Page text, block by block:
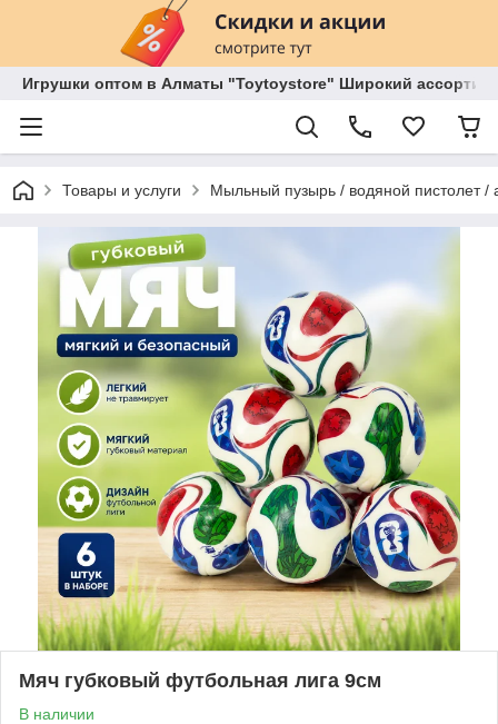
Игрушки оптом в Алматы "Toytoystore" Широкий
Товары и услуги Мыльный пузырь / водяной пистолет /
Мяч губковый футбольная лига 9см
В наличии